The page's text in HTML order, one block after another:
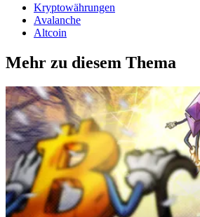
Kryptowährungen
Avalanche
Altcoin
Mehr zu diesem Thema